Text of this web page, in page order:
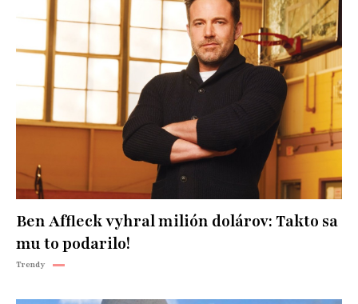
Ben Affleck vyhral milión dolárov: Takto sa
mu to podarilo!
Trendy